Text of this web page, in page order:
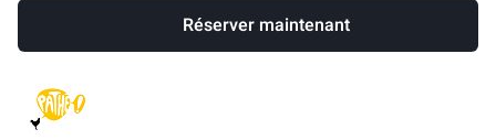
Réserver maintenant